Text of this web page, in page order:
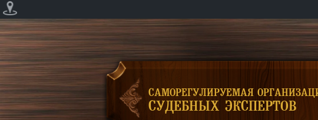
САМОРЕГУЛИРУЕМАЯ
СУДЕБНЫХ ЭКСПЕРТОВ